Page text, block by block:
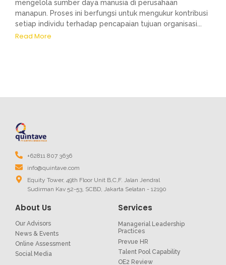
mengelola sumber daya manusia di perusahaan
manapun. Proses ini berfungsi untuk mengukur kontribusi
setiap individu terhadap pencapaian tujuan organisasi...
Read More
+62811 807 3636
info@quintave.com
Equity Tower, 49th Floor Unit B,C,F. Jalan Jendral
Sudirman Kav 52-53, SCBD, Jakarta Selatan - 12190
About Us
Our Advisors
News & Events
Online Assessment
Social Media
Services
Managerial Leadership
Practices
Prevue HR
Talent Pool Capability
OE2 Review